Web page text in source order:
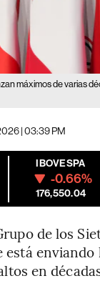
máximos de varias
| 03:39 PM
IBOVESPA
-0.66%
176,550.04
de los
en